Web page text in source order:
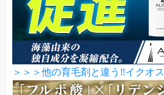
＞＞＞他の育毛剤と違う‼イクオ